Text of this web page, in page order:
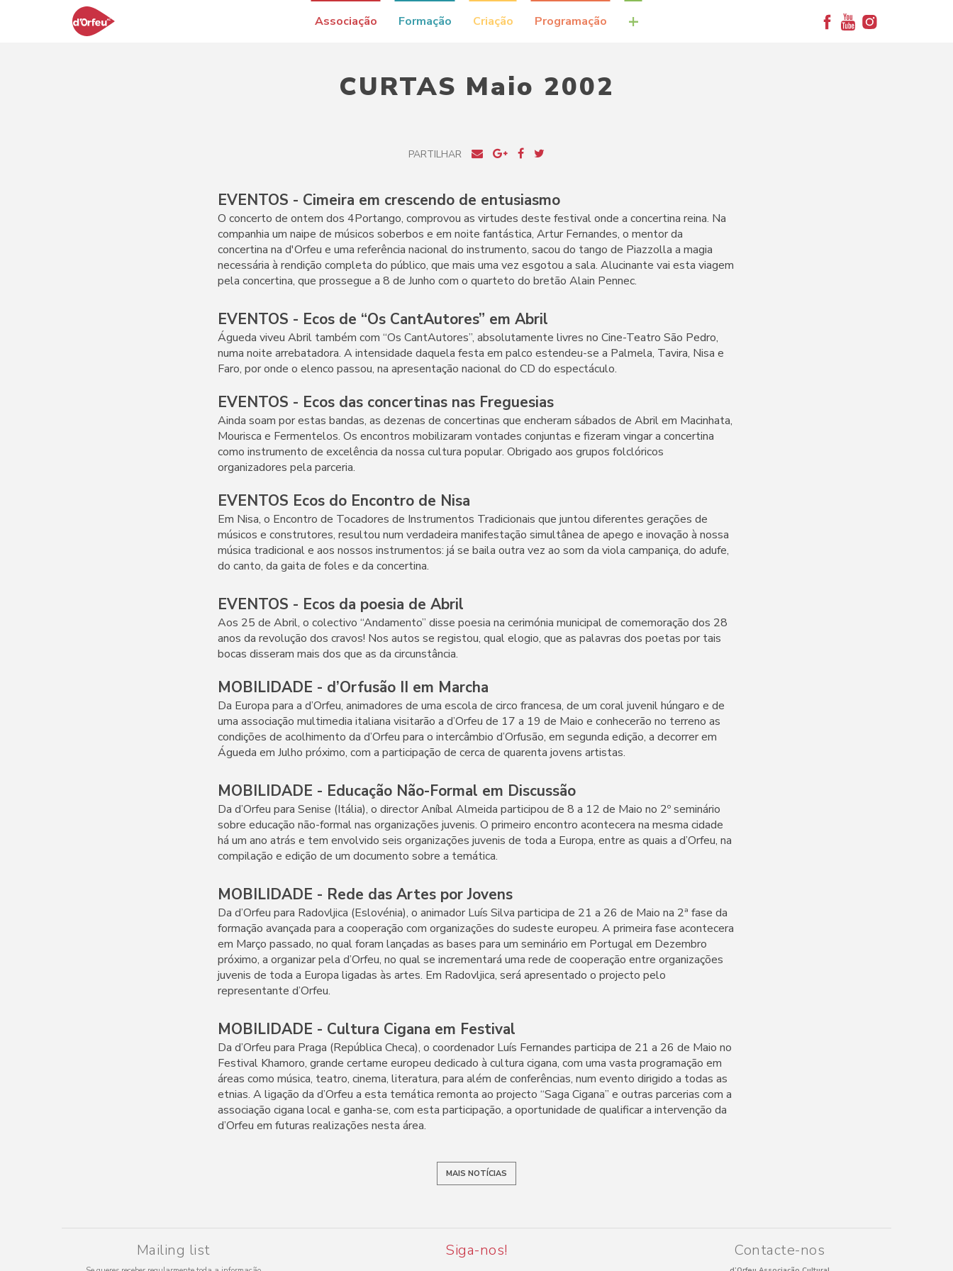
Associação Formação Criação Programação +
CURTAS Maio 2002
PARTILHAR
EVENTOS - Cimeira em crescendo de entusiasmo
O concerto de ontem dos 4Portango, comprovou as virtudes deste festival onde a concertina reina. Na
companhia um naipe de músicos soberbos e em noite fantástica, Artur Fernandes, o mentor da
concertina na d'Orfeu e uma referência nacional do instrumento, sacou do tango de Piazzolla a magia
necessária à rendição completa do público, que mais uma vez esgotou a sala. Alucinante vai esta viagem
pela concertina, que prossegue a 8 de Junho com o quarteto do bretão Alain Pennec.
EVENTOS - Ecos de “Os CantAutores” em Abril
Águeda viveu Abril também com “Os CantAutores”, absolutamente livres no Cine-Teatro São Pedro,
numa noite arrebatadora. A intensidade daquela festa em palco estendeu-se a Palmela, Tavira, Nisa e
Faro, por onde o elenco passou, na apresentação nacional do CD do espectáculo.
EVENTOS - Ecos das concertinas nas Freguesias
Ainda soam por estas bandas, as dezenas de concertinas que encheram sábados de Abril em Macinhata,
Mourisca e Fermentelos. Os encontros mobilizaram vontades conjuntas e fizeram vingar a concertina
como instrumento de excelência da nossa cultura popular. Obrigado aos grupos folclóricos
organizadores pela parceria.
EVENTOS Ecos do Encontro de Nisa
Em Nisa, o Encontro de Tocadores de Instrumentos Tradicionais que juntou diferentes gerações de
músicos e construtores, resultou num verdadeira manifestação simultânea de apego e inovação à nossa
música tradicional e aos nossos instrumentos: já se baila outra vez ao som da viola campaniça, do adufe,
do canto, da gaita de foles e da concertina.
EVENTOS - Ecos da poesia de Abril
Aos 25 de Abril, o colectivo “Andamento” disse poesia na cerimónia municipal de comemoração dos 28
anos da revolução dos cravos! Nos autos se registou, qual elogio, que as palavras dos poetas por tais
bocas disseram mais dos que as da circunstância.
MOBILIDADE - d’Orfusão II em Marcha
Da Europa para a d’Orfeu, animadores de uma escola de circo francesa, de um coral juvenil húngaro e de
uma associação multimedia italiana visitarão a d’Orfeu de 17 a 19 de Maio e conhecerão no terreno as
condições de acolhimento da d’Orfeu para o intercâmbio d’Orfusão, em segunda edição, a decorrer em
Águeda em Julho próximo, com a participação de cerca de quarenta jovens artistas.
MOBILIDADE - Educação Não-Formal em Discussão
Da d’Orfeu para Senise (Itália), o director Aníbal Almeida participou de 8 a 12 de Maio no 2º seminário
sobre educação não-formal nas organizações juvenis. O primeiro encontro acontecera na mesma cidade
há um ano atrás e tem envolvido seis organizações juvenis de toda a Europa, entre as quais a d’Orfeu, na
compilação e edição de um documento sobre a temática.
MOBILIDADE - Rede das Artes por Jovens
Da d’Orfeu para Radovljica (Eslovénia), o animador Luís Silva participa de 21 a 26 de Maio na 2ª fase da
formação avançada para a cooperação com organizações do sudeste europeu. A primeira fase acontecera
em Março passado, no qual foram lançadas as bases para um seminário em Portugal em Dezembro
próximo, a organizar pela d’Orfeu, no qual se incrementará uma rede de cooperação entre organizações
juvenis de toda a Europa ligadas às artes. Em Radovljica, será apresentado o projecto pelo
representante d’Orfeu.
MOBILIDADE - Cultura Cigana em Festival
Da d’Orfeu para Praga (República Checa), o coordenador Luís Fernandes participa de 21 a 26 de Maio no
Festival Khamoro, grande certame europeu dedicado à cultura cigana, com uma vasta programação em
áreas como música, teatro, cinema, literatura, para além de conferências, num evento dirigido a todas as
etnias. A ligação da d’Orfeu a esta temática remonta ao projecto “Saga Cigana” e outras parcerias com a
associação cigana local e ganha-se, com esta participação, a oportunidade de qualificar a intervenção da
d’Orfeu em futuras realizações nesta área.
MAIS NOTÍCIAS
Mailing list Siga-nos! Contacte-nos